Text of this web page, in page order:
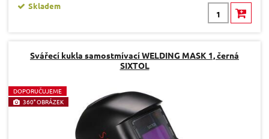
Skladem
Svářecí kukla samostmívací WELDING MASK 1, černá
SIXTOL
DOPORUČUJEME
360° OBRÁZEK